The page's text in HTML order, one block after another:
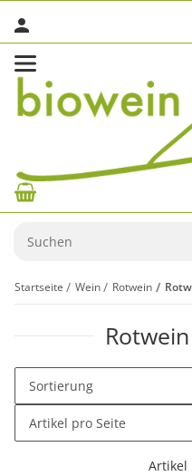
Startseite Wein Rotwein
Sortierung
Artikel pro Seite
Artikel